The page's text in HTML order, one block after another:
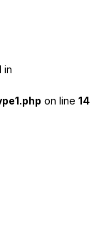
in
on line 14